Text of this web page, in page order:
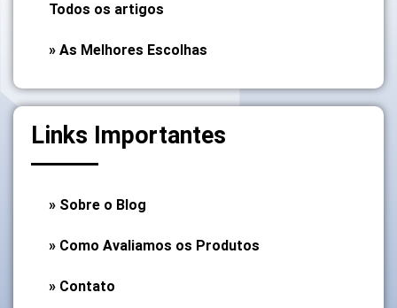
Todos os artigos
» As Melhores Escolhas
Links Importantes
» Sobre o Blog
» Como Avaliamos os Produtos
» Contato